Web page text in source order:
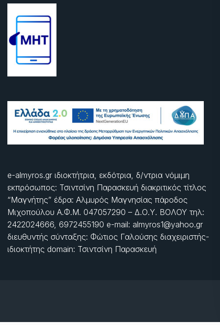
e-almyros.gr ιδιοκτήτρια, εκδότρια, δ/ντρια νόμιμη
εκπρόσωπος: Τσιντσίνη Παρασκευή διακριτικός τίτλος
“Μαγνήτης” έδρα: Αλμυρός Μαγνησίας πάροδος
Μιχοπούλου Α.Φ.Μ. 047057290 – Δ.Ο.Υ. ΒΟΛΟΥ τηλ:
2422024666, 6972455190 e-mail: almyros1@yahoo.gr
διευθυντής σύνταξης: Φώτιος Γαλούσης διαχειριστής-
ιδιοκτήτης domain: Τσιντσίνη Παρασκευή